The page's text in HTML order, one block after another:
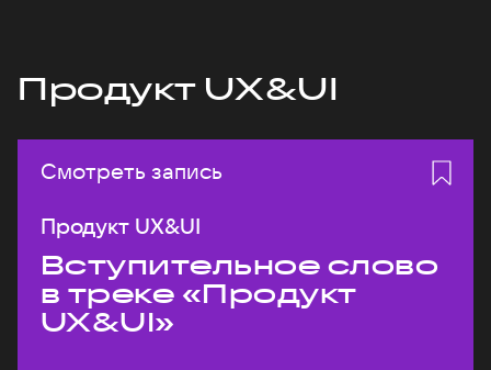
Продукт UX&UI
Смотреть запись
Продукт UX&UI
Вступительное слово
в треке «Продукт
UX&UI»